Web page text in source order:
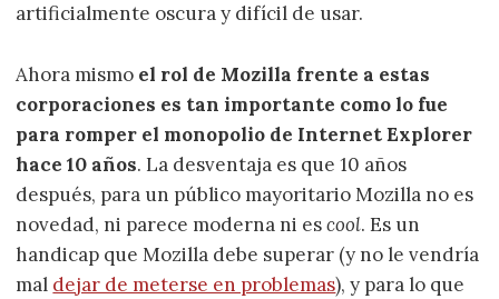
artificialmente oscura y difícil de usar.
Ahora mismo el rol de Mozilla frente a estas
corporaciones es tan importante como lo fue
para romper el monopolio de Internet Explorer
hace 10 años. La desventaja es que 10 años
después, para un público mayoritario Mozilla no es
novedad, ni parece moderna ni escool. Es un
handicap que Mozilla debe superar (y no le vendría
mal dejar de meterse en problemas), y para lo que